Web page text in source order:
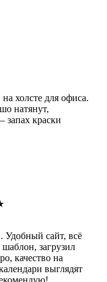
холсте для офиса.
натянут,
краски
Удобный сайт, всё
загрузил
качество на
выглядят